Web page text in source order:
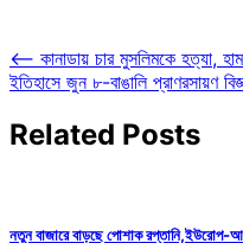
Post
navigation
⟵ কানাডায় চার মুসলিমকে হত্যা,
ইতিহাসে জুন ৮-বাঙালি প্রাণরসায়ণ
Related Posts
নতুন বাজারে বাড়ছে পোশাক রপ্তানি,ইউরোপ-